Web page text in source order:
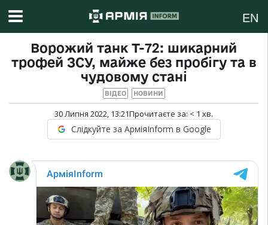
EN
Ворожий танк Т-72: шикарний
трофей ЗСУ, майже без пробігу та в
чудовому стані
ВІДЕО НОВИНИ
30 Липня 2022, 13:21Прочитаєте за: < 1 хв.
Слідкуйте за АрміяInform в Google